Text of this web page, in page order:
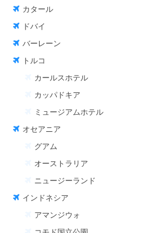
カタール
ドバイ
バーレーン
トルコ
カールスホテル
カッパドキア
ミュージアムホテル
オセアニア
グアム
オーストラリア
ニュージーランド
インドネシア
アマンジウォ